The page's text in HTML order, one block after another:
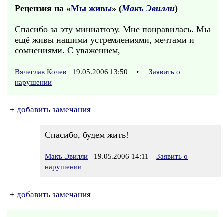
Рецензия на «Мы живы» (Макъ Эвилли)
Спасибо за эту миниатюру. Мне понравилась. Мы
ещё живы нашими устремлениями, мечтами и
сомнениями. С уважением,
Вячеслав Кочев 19.05.2006 13:50 •
Заявить о
нарушении
+ добавить замечания
Спасибо, будем жить!
Макъ Эвилли 19.05.2006 14:11
Заявить о
нарушении
+ добавить замечания